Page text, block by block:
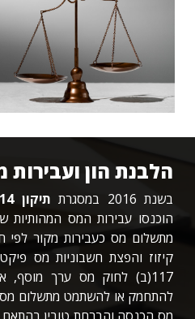
הלבנת הון ועבירות
בשנת 2016 במסגרת תיקון 14 לחוק איסור הלבנת הון
הוכנסו עבירות המס המהותיות
מתשלום מס כעבירות מקור לפי
קיזוז והפצת חשבוניות מס
117(ב) לחוק מס ערך מוסף,